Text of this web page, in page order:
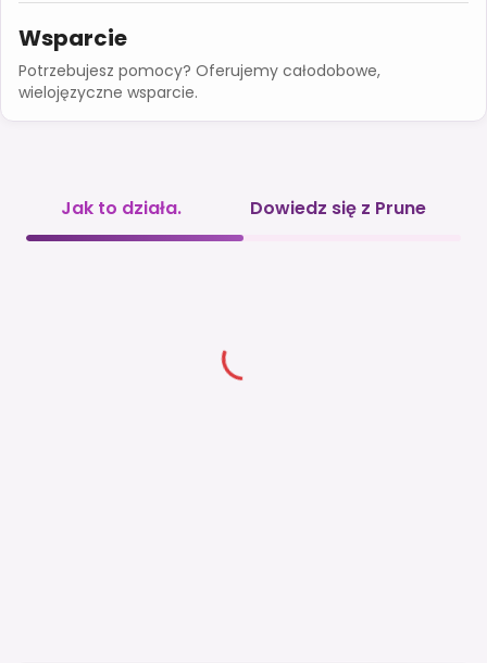
Wsparcie
Potrzebujesz pomocy? Oferujemy całodobowe,
wielojęzyczne wsparcie.
Jak to działa. Dowiedz się z Prune